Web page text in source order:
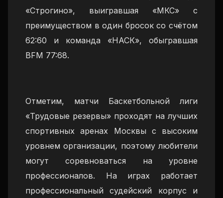
«Строгино», выигравшая «МКС» с
преимуществом в один бросок со счётом
62:60 и команда «НАСК», обыгравшая
BFM 77:68.
Отметим, матчи Баскетбольной лиги
«Трудовые резервы» проходят на лучших
спортивных аренах Москвы с высоким
уровнем организации, поэтому любители
могут соревноваться на уровне
профессионалов. На играх работает
профессиональный судейский корпус и